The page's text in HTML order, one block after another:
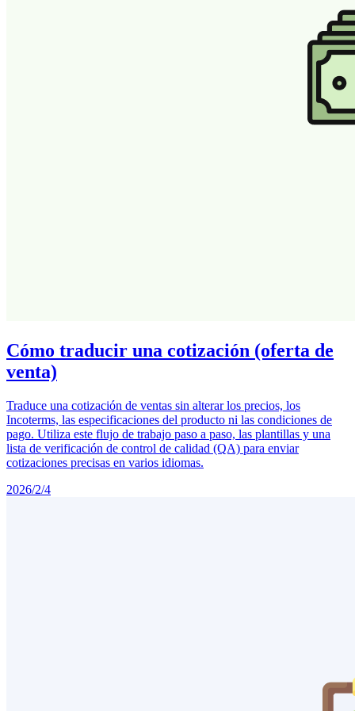
Cómo traducir una cotización (oferta de
venta)
Traduce una cotización de ventas sin alterar los precios, los
Incoterms, las especificaciones del producto ni las condiciones de
pago. Utiliza este flujo de trabajo paso a paso, las plantillas y una
lista de verificación de control de calidad (QA) para enviar
cotizaciones precisas en varios idiomas.
2026/2/4